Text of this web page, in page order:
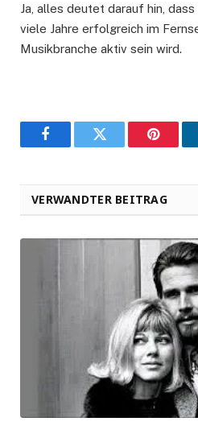
Ja, alles deutet darauf hin,
viele Jahre erfolgreich im
Musikbranche aktiv sein wird.
FacebookTwitter
VERWANDTER BEITRAG